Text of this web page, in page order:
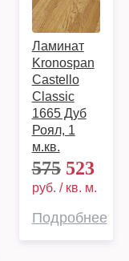
Ламинат
Kronospan
Castello
Classic
1665 Дуб
Роял, 1
м.кв.
575523
руб. / кв. м.
Подробнее